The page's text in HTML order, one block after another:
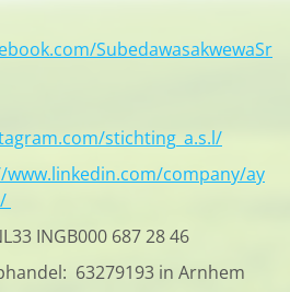
SubedawasakwewaSr
stichting_a.s.l/
company/ay
INGB000 687 28 46
63279193 in Arnhem